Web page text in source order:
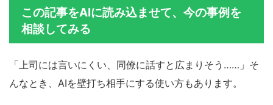
この記事をAIに読み込ませて、今の事例を
相談してみる
「上司には言いにくい、同僚に話すと広まりそう……」そ
んなとき、AIを壁打ち相手にする使い方もあります。